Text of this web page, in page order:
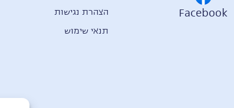
Facebook
הצהרת נגישות
תנאי שימוש